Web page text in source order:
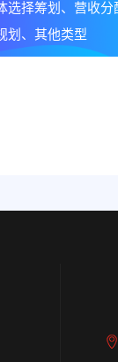
选择筹划、营收
划、其他类型